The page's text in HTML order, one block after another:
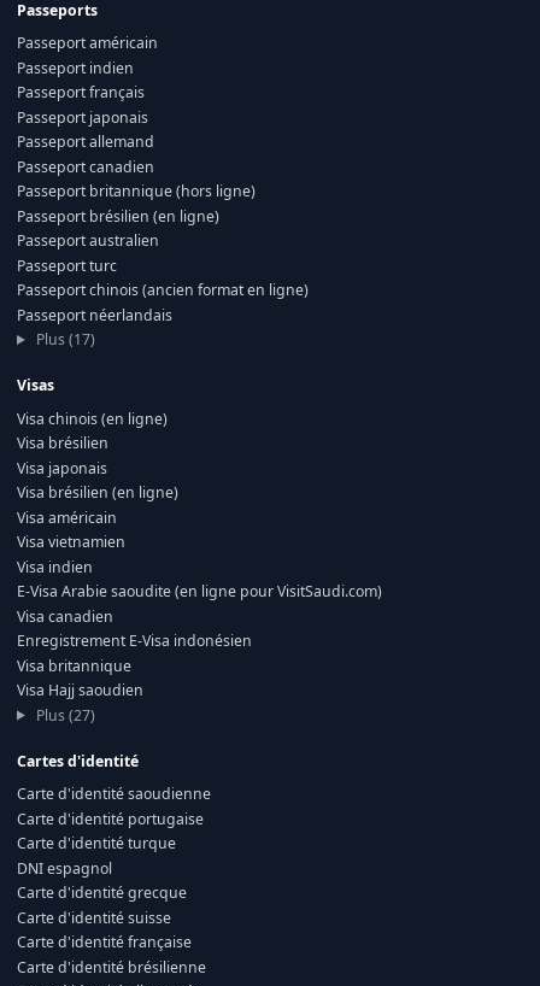
Passeports
Passeport américain
Passeport indien
Passeport français
Passeport japonais
Passeport allemand
Passeport canadien
Passeport britannique (hors ligne)
Passeport brésilien (en ligne)
Passeport australien
Passeport turc
Passeport chinois (ancien format en ligne)
Passeport néerlandais
Plus (17)
Visas
Visa chinois (en ligne)
Visa brésilien
Visa japonais
Visa brésilien (en ligne)
Visa américain
Visa vietnamien
Visa indien
E-Visa Arabie saoudite (en ligne pour VisitSaudi.com)
Visa canadien
Enregistrement E-Visa indonésien
Visa britannique
Visa Hajj saoudien
Plus (27)
Cartes d'identité
Carte d'identité saoudienne
Carte d'identité portugaise
Carte d'identité turque
DNI espagnol
Carte d'identité grecque
Carte d'identité suisse
Carte d'identité française
Carte d'identité brésilienne